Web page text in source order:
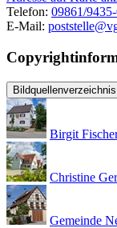
Telefon: 09861/
E-Mail:
Bildquellenverzeichnis
Birgit
Christine
Gemeinde